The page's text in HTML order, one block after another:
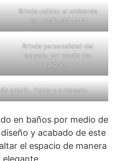
Brinda calidez el ambiente
por medio del color
Brinda personalidad del
espacio por medio del
diseño
amplio, limpio y ordenado
en baños por medio de
y acabado de este
el espacio de manera
elegante.